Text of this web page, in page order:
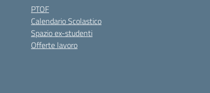
PTOF
Calendario Scolastico
Spazio ex-studenti
Offerte lavoro